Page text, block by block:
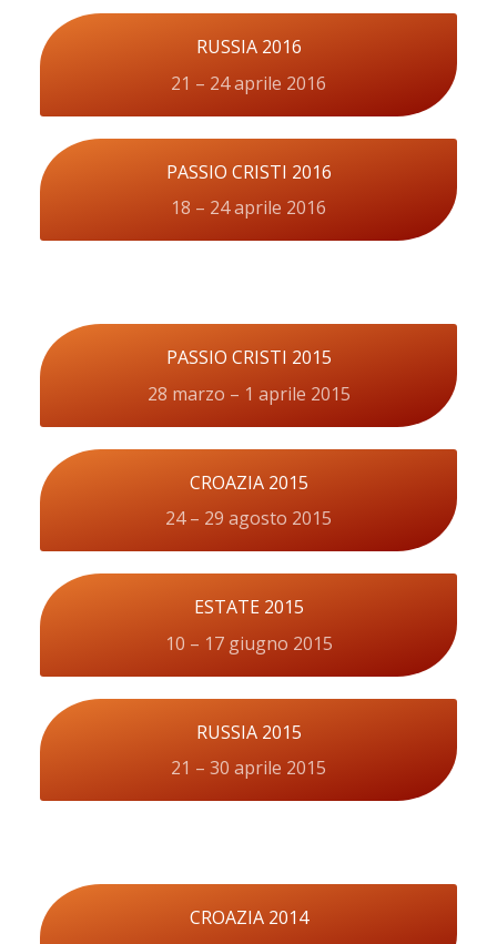
RUSSIA 2016
21 – 24 aprile 2016
PASSIO CRISTI 2016
18 – 24 aprile 2016
PASSIO CRISTI 2015
28 marzo – 1 aprile 2015
CROAZIA 2015
24 – 29 agosto 2015
ESTATE 2015
10 – 17 giugno 2015
RUSSIA 2015
21 – 30 aprile 2015
CROAZIA 2014